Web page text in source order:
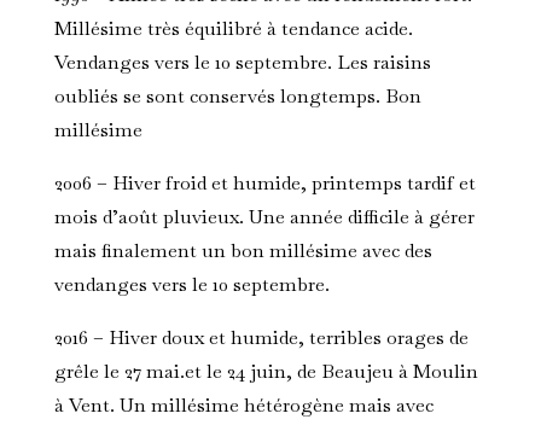
Millésime très équilibré à tendance acide.
Vendanges vers le 10 septembre. Les raisins
oubliés se sont conservés longtemps. Bon
millésime
2006 – Hiver froid et humide, printemps tardif et
mois d’août pluvieux. Une année difficile à gérer
mais finalement un bon millésime avec des
vendanges vers le 10 septembre.
2016 – Hiver doux et humide, terribles orages de
grêle le 27 mai.et le 24 juin, de Beaujeu à Moulin
à Vent. Un millésime hétérogène mais avec